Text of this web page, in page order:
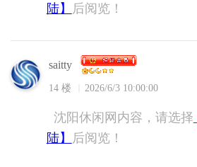
陆】
后阅览！
saitty
14 楼 2026/6/3 10:00:00
沈阳休闲网内容，请选择
陆】
后阅览！